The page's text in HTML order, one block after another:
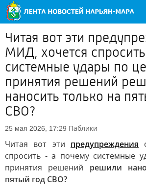
Читая вот эти
МИД, хочется
системные удары по
принятия решений
наносить только на
СВО?
25 мая 2026, 17:29 Паблики
Читая вот эти предупреждения
спросить - а почему системные
принятия решений решили
пятый год СВО?